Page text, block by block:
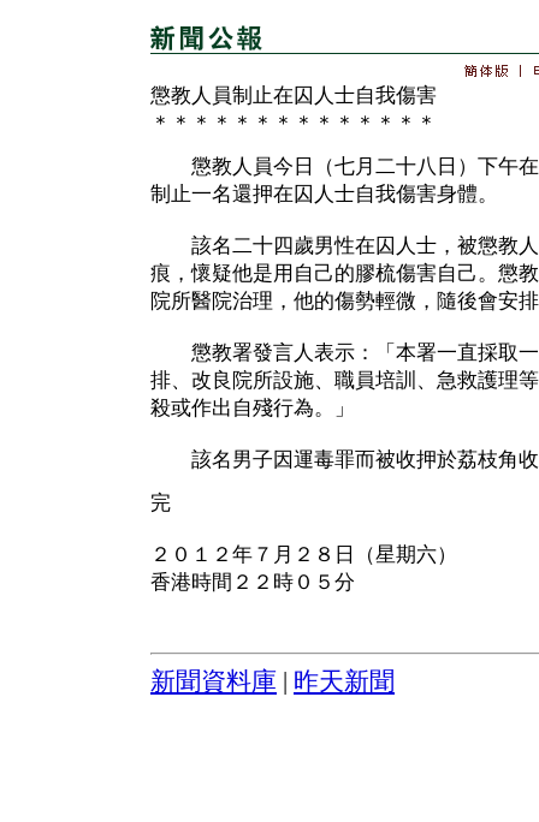
懲教人員制止在囚人士自我傷害
＊＊＊＊＊＊＊＊＊＊＊＊＊＊
懲教人員今日（七月二十八日）下午在
制止一名還押在囚人士自我傷害身體。
該名二十四歲男性在囚人士，被懲教人
痕，懷疑他是用自己的膠梳傷害自己。懲
院所醫院治理，他的傷勢輕微，隨後會安
懲教署發言人表示：「本署一直採取一
排、改良院所設施、職員培訓、急救護理
殺或作出自殘行為。」
該名男子因運毒罪而被收押於荔枝角
完
２０１２年７月２８日（星期六）
香港時間２２時０５分
新聞資料庫 昨天新聞